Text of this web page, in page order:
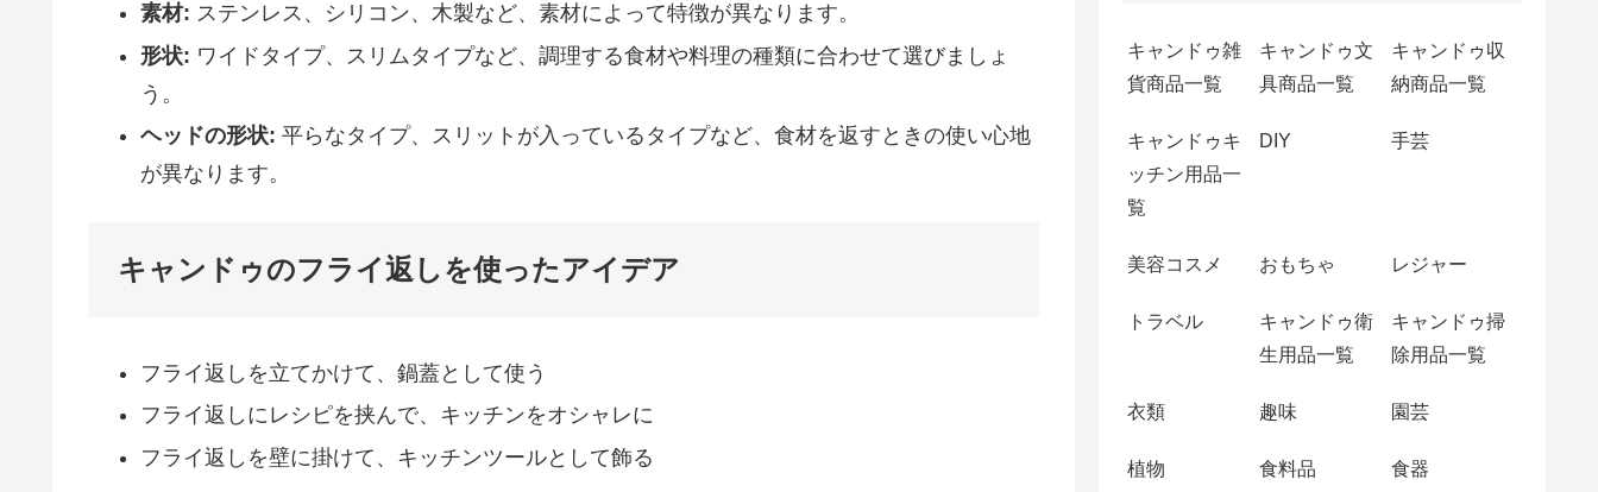
素材: ステンレス、シリコン、木製など、素材によって特徴が異なります。
形状: ワイドタイプ、スリムタイプなど、調理する食材や料理の種類に合わせて選びましょ
う。
ヘッドの形状: 平らなタイプ、スリットが入っているタイプなど、食材を返すときの使い心地
が異なります。
キャンドゥのフライ返しを使ったアイデア
フライ返しを立てかけて、鍋蓋として使う
フライ返しにレシピを挟んで、キッチンをオシャレに
フライ返しを壁に掛けて、キッチンツールとして飾る
キャンドゥ雑
貨商品一覧
キャンドゥ文
具商品一覧
キャンドゥ収
納商品一覧
キャンドゥキ
ッチン用品一
覧
DIY 手芸
美容コスメ おもちゃ レジャー
トラベル
キャンドゥ衛
生用品一覧
キャンドゥ掃
除用品一覧
衣類 趣味 園芸
植物 食料品 食器